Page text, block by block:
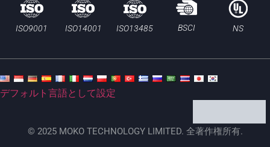
ISO9001 ISO14001 ISO13485 BSCI NS
デフォルト言語として設定
© 2025 MOKO TECHNOLOGY LIMITED. 全著作権所有.